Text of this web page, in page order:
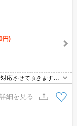
円)
応させて頂きます～
詳細を見る